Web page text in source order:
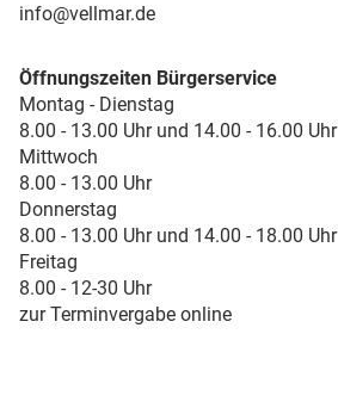
info@vellmar.de
Öffnungszeiten Bürgerservice
Montag - Dienstag
8.00 - 13.00 Uhr und 14.00 - 16.00 Uhr
Mittwoch
8.00 - 13.00 Uhr
Donnerstag
8.00 - 13.00 Uhr und 14.00 - 18.00 Uhr
Freitag
8.00 - 12-30 Uhr
zur Terminvergabe online